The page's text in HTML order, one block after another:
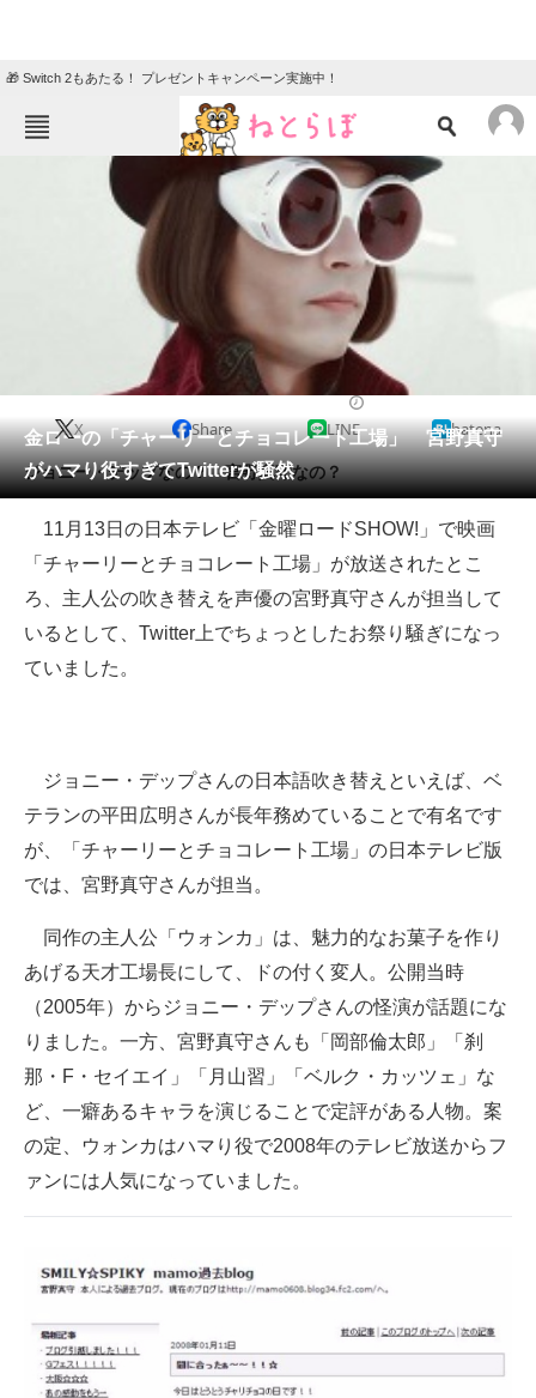
🎁 Switch 2もあたる！ プレゼントキャンペーン実施中！
ねとらぼメニュー
ニュース
クイズ
教育・育児
リサーチ
会員記事
メディア
注目記事を集めた総合ページ
ITの今と未来を見通す
スマホと通信の最新トレンド
ビジネスと働き方のヒント
AI活用のいまが分かる
企業ITのトレンドを詳説
経営リーダーのコミュニティ
マーケ×ITの今がよく分かる
ITエンジニア向け専門サイト
企業向けIT製品の総合サイト
IT製品の技術・比較・事例
電子設計の基本と応用
金ローの「チャーリーとチョコレート工場」 宮野真守
がハマり役すぎてTwitterが騒然
X Share LINE hatena
ジョニー・デップなの？ 宮野真守なの？
11月13日の日本テレビ「金曜ロードSHOW!」で映画
「チャーリーとチョコレート工場」が放送されたとこ
ろ、主人公の吹き替えを声優の宮野真守さんが担当して
いるとして、Twitter上でちょっとしたお祭り騒ぎになっ
ていました。
ジョニー・デップさんの日本語吹き替えといえば、ベ
テランの平田広明さんが長年務めていることで有名です
が、「チャーリーとチョコレート工場」の日本テレビ版
では、宮野真守さんが担当。
同作の主人公「ウォンカ」は、魅力的なお菓子を作り
あげる天才工場長にして、ドの付く変人。公開当時
（2005年）からジョニー・デップさんの怪演が話題にな
りました。一方、宮野真守さんも「岡部倫太郎」「刹
那・F・セイエイ」「月山習」「ベルク・カッツェ」な
ど、一癖あるキャラを演じることで定評がある人物。案
の定、ウォンカはハマり役で2008年のテレビ放送からフ
ァンには人気になっていました。